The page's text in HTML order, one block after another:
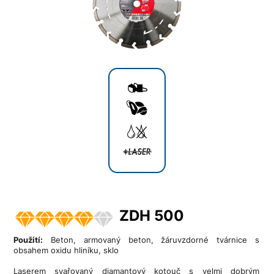
ZDH 500
Použití: Beton, armovaný beton, žáruvzdorné tvárnice s
obsahem oxidu hliníku, sklo
Laserem svařovaný diamantový kotouč s velmi dobrým